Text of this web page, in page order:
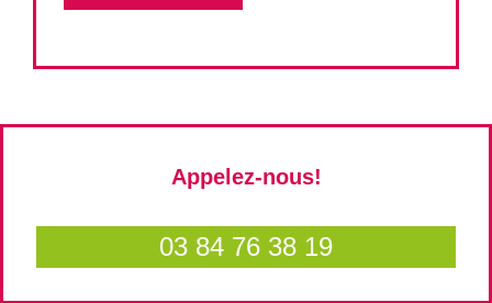
Appelez-nous!
03 84 76 38 19